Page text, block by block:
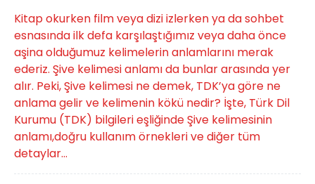
Kitap okurken film veya dizi izlerken ya da sohbet
esnasında ilk defa karşılaştığımız veya daha önce
aşina olduğumuz kelimelerin anlamlarını merak
ederiz. Şive kelimesi anlamı da bunlar arasında yer
alır. Peki, Şive kelimesi ne demek, TDK’ya göre ne
anlama gelir ve kelimenin kökü nedir? İşte, Türk Dil
Kurumu (TDK) bilgileri eşliğinde Şive kelimesinin
anlamı,doğru kullanım örnekleri ve diğer tüm
detaylar...